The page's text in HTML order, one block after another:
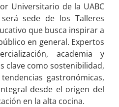
Universitario de la UABC
sede de los Talleres
que busca inspirar a
en general. Expertos
academia y
clave como sostenibilidad,
gastronómicas,
desde el origen del
en la alta cocina.